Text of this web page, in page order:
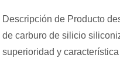
Descripción de Producto
de carburo de silicio
superioridad y